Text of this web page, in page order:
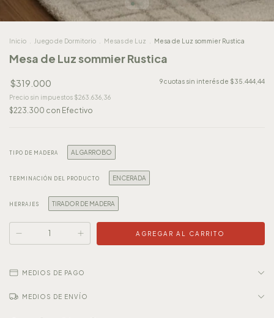
Inicio Juego de Dormitorio Mesas de Luz Mesa de Luz sommier Rustica
Mesa de Luz sommier Rustica
$319.000 9cuotas sin interés de $35.444,44
Precio sin impuestos $263.636,36
$223.300 con Efectivo
TIPO DE MADERA ALGARROBO
TERMINACIÓN DEL PRODUCTO ENCERADA
HERRAJES TIRADOR DE MADERA
MEDIOS DE PAGO
MEDIOS DE ENVÍO